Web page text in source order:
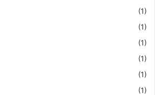
(1)
(1)
(1)
(1)
(1)
(1)